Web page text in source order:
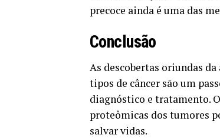
precoce ainda é uma das
Conclusão
As descobertas oriundas
tipos de câncer são um
diagnóstico e tratamento.
proteômicas dos tumores
salvar vidas.